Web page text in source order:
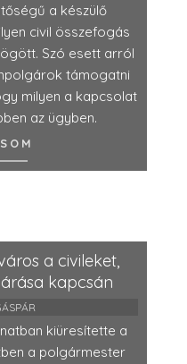
a készülő
civil összefogás
Szó esett arról
támogatni
milyen a kapcsolat
az ügyben.
a civileket,
kapcsán
kiüresítette a
a polgármester